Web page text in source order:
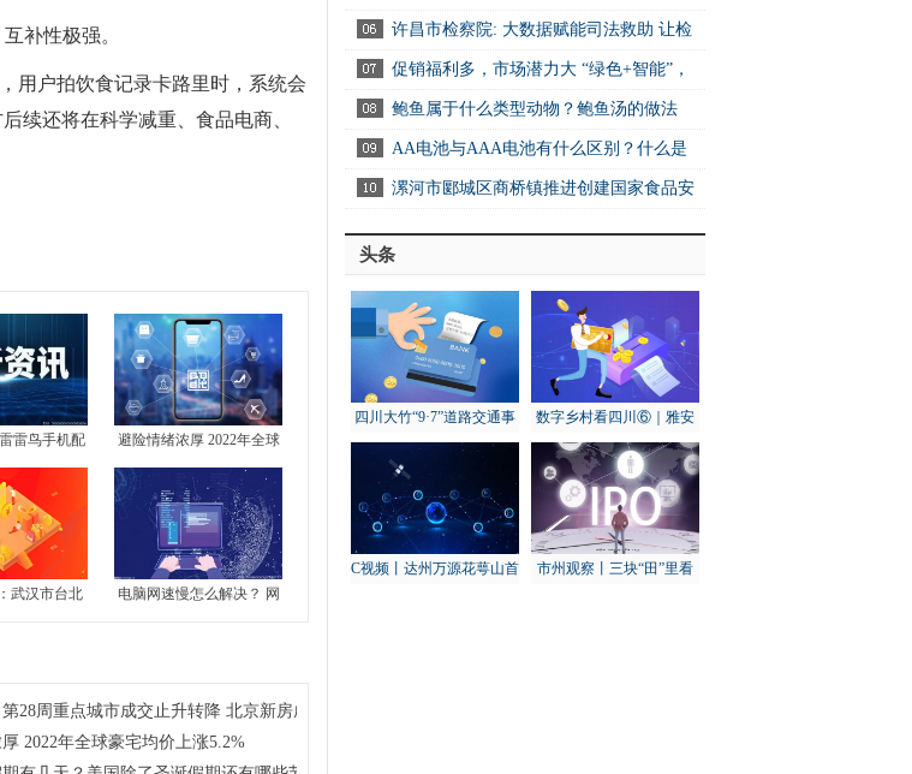
补性极强。
用户拍饮食记录卡路里时，系统会
续还将在科学减重、食品电商、
雷鸟手机配
机好不好？
避险情绪浓厚 2022年全球
豪宅均价上涨5.2%
武汉市台北
电脑网速慢怎么解决？ 网
工情况
28周重点城市成交止升转降 北京新房成交独升 其余14城全部下滑
2022年全球豪宅均价上涨5.2%
许昌市检察院: 大数据赋能司法救助 让检
察关爱可感可触可及
促销福利多，市场潜力大 “绿色+智能”，
家电消费新选择
鲍鱼属于什么类型动物？鲍鱼汤的做法
AA电池与AAA电池有什么区别？什么是
AA电池？ 快资讯
漯河市郾城区商桥镇推进创建国家食品安
头条
四川大竹“9·7”道路交通事
故：初步调查为货车下坡
转弯失控发生侧翻导致
数字乡村看四川⑥｜雅安
天全：打造“智慧渔场” 建
设数字渔业基地
C视频丨达州万源花萼山首
市州观察丨三块“田”里看